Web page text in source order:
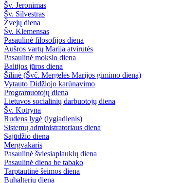
Šv. Jeronimas
Šv. Silvestras
Žvejų diena
Šv. Klemensas
Pasaulinė filosofijos diena
Aušros vartų Marija atvirutės
Pasaulinė mokslo diena
Baltijos jūros diena
Šilinė (Švč. Mergelės Marijos gimimo diena)
Vytauto Didžiojo karūnavimo
Programuotojų diena
Lietuvos socialinių darbuotojų diena
Šv. Kotryna
Rudens lygė (lygiadienis)
Sistemų administratoriaus diena
Sąjūdžio diena
Mergvakaris
Pasaulinė šviesiaplaukių diena
Pasaulinė diena be tabako
Tarptautinė šeimos diena
Buhalterių diena